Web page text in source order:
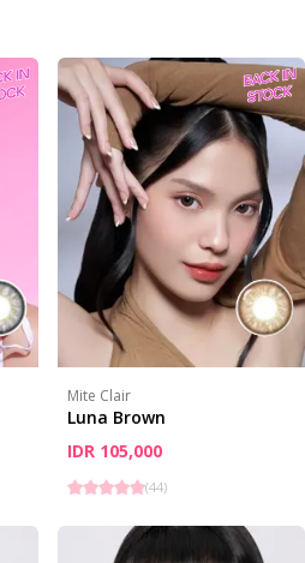
Mite Clair
Luna Brown
IDR 105,000
(44)